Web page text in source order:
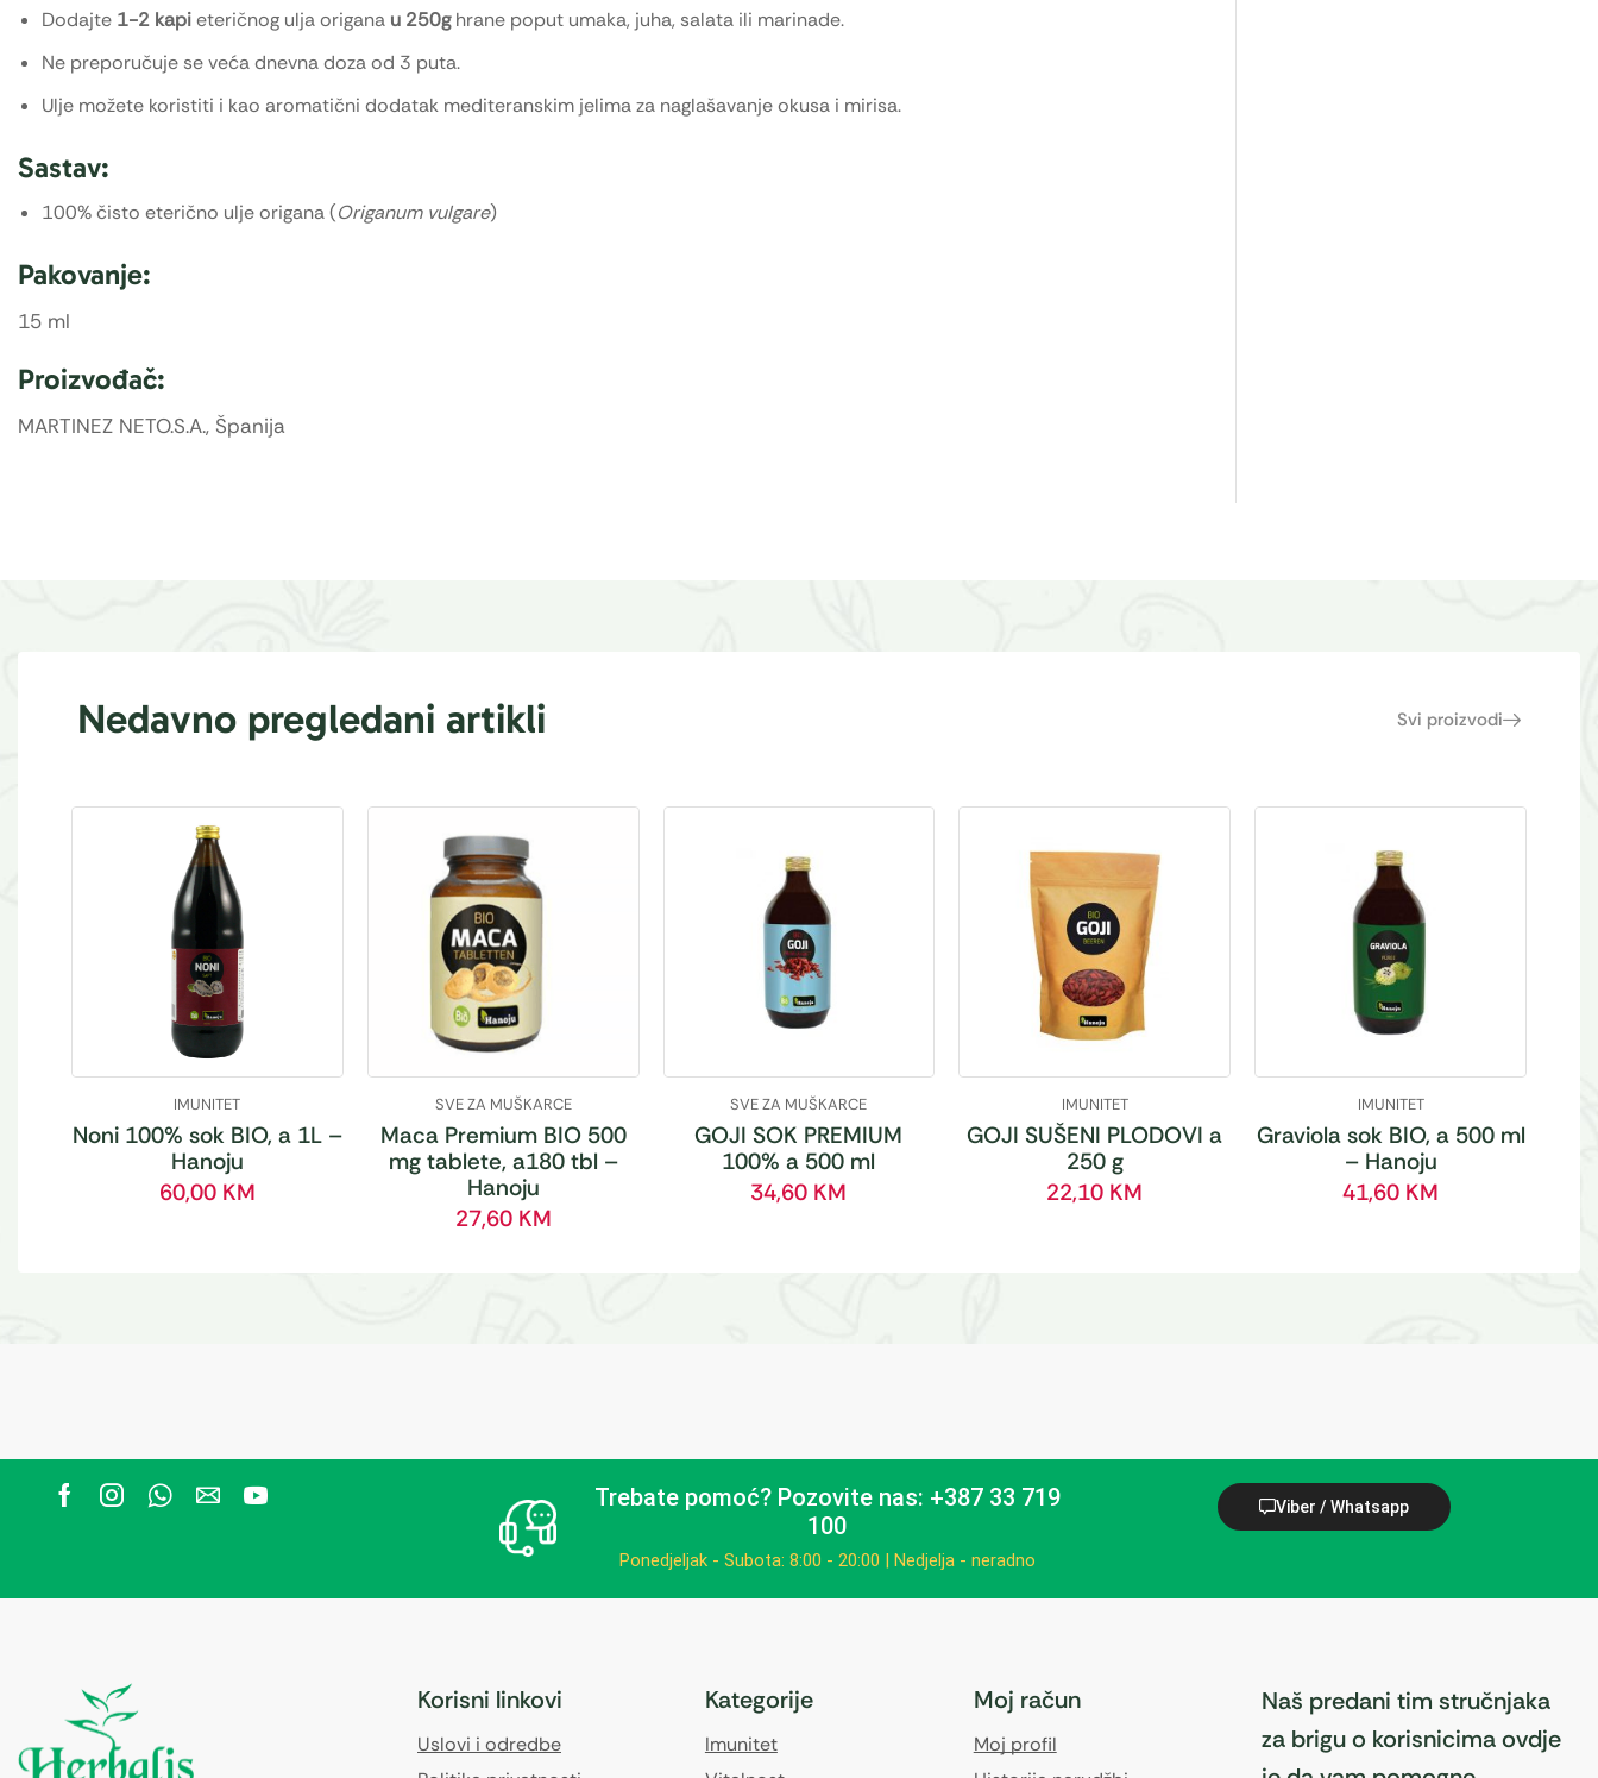
Dodajte 1-2 kapieteričnog ulja origana u 250ghrane poput umaka, juha, salata ili marinade.
Ne preporučuje se veća dnevna doza od 3 puta.
Ulje možete koristiti i kao aromatični dodatak mediteranskim jelima za naglašavanje okusa i mirisa.
Sastav:
100% čisto eterično ulje origana (Origanum vulgare)
Pakovanje:
15 ml
Proizvođač:
MARTINEZ NETO.S.A., Španija
Nedavno pregledani artikli Svi proizvodi
IMUNITET
Noni 100% sok BIO, a 1L –
Hanoju
60,00 KM
SVE ZA MUŠKARCE
Maca Premium BIO 500
mg tablete, a180 tbl –
Hanoju
27,60 KM
SVE ZA MUŠKARCE
GOJI SOK PREMIUM
100% a 500 ml
34,60 KM
IMUNITET
GOJI SUŠENI PLODOVI a
250 g
22,10 KM
IMUNITET
Graviola sok BIO, a 500 ml
– Hanoju
41,60 KM
Trebate pomoć?Pozovite nas: +387 33 719
100
Ponedjeljak - Subota: 8:00 - 20:00 | Nedjelja - neradno
Viber / Whatsapp
Korisni linkovi
Uslovi i odredbe
Kategorije
Imunitet
Moj račun
Moj profil
Naš predani tim stručnjaka
za brigu o korisnicima ovdje